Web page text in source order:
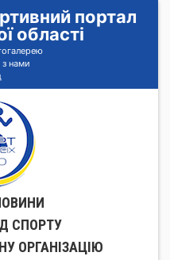
портал
області
з нами
СПОРТУ
ОРГАНIЗАЦIЮ